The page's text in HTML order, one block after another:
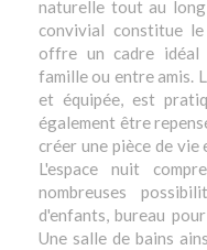
naturelle tout au
convivial constitue
offre un cadre idéal
famille ou entre amis.
et équipée, est
également être
créer une pièce de vie
L'espace nuit
nombreuses
d'enfants, bureau
Une salle de bains